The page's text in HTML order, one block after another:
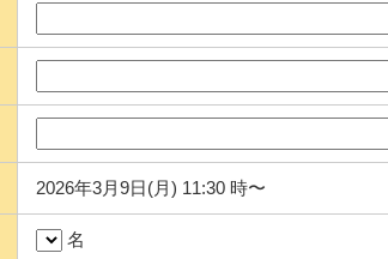
2026年3月9日(月) 11:30 時〜
名